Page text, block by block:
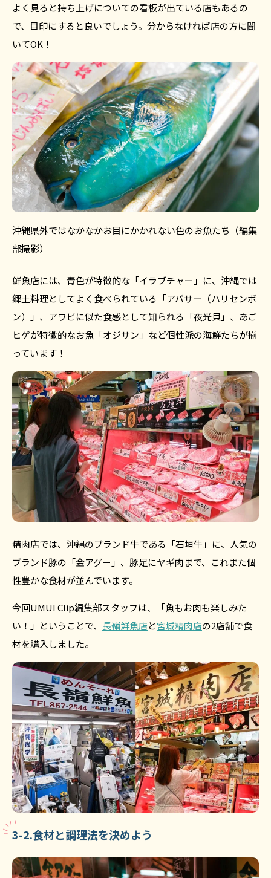
よく見ると持ち上げについての看板が出ている店もあるの
で、目印にすると良いでしょう。分からなければ店の方に聞
いてOK！
沖縄県外ではなかなかお目にかかれない色のお魚たち（編集
部撮影）
鮮魚店には、青色が特徴的な「イラブチャー」に、沖縄では
郷土料理としてよく食べられている「アバサー（ハリセンボ
ン）」、アワビに似た食感として知られる「夜光貝」、あご
ヒゲが特徴的なお魚「オジサン」など個性派の海鮮たちが揃
っています！
精肉店では、沖縄のブランド牛である「石垣牛」に、人気の
ブランド豚の「金アグー」、豚足にヤギ肉まで、これまた個
性豊かな食材が並んでいます。
今回UMUI Clip編集部スタッフは、「魚もお肉も楽しみた
い！」ということで、 長嶺鮮魚店と宮城精肉店の2店舗で食
材を購入しました。
3-2.食材と調理法を決めよう